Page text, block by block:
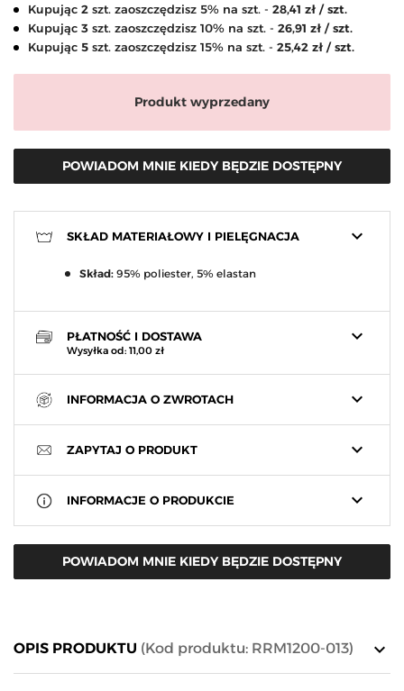
Kupując 2 szt. zaoszczędzisz 5% na szt. - 28,41 zł / szt.
Kupując 3 szt. zaoszczędzisz 10% na szt. - 26,91 zł / szt.
Kupując 5 szt. zaoszczędzisz 15% na szt. - 25,42 zł / szt.
Produkt wyprzedany
POWIADOM MNIE KIEDY BĘDZIE DOSTĘPNY
keyboard_arrow_down
SKŁAD MATERIAŁOWY I PIELĘGNACJA
Skład: 95% poliester, 5% elastan
keyboard_arrow_down
PŁATNOŚĆ I DOSTAWA
Wysyłka od: 11,00 zł
keyboard_arrow_down
INFORMACJA O ZWROTACH
keyboard_arrow_down
ZAPYTAJ O PRODUKT
keyboard_arrow_down
INFORMACJE O PRODUKCIE
POWIADOM MNIE KIEDY BĘDZIE DOSTĘPNY
keyboard_arrow_down
OPIS PRODUKTU (Kod produktu: RRM1200-013)